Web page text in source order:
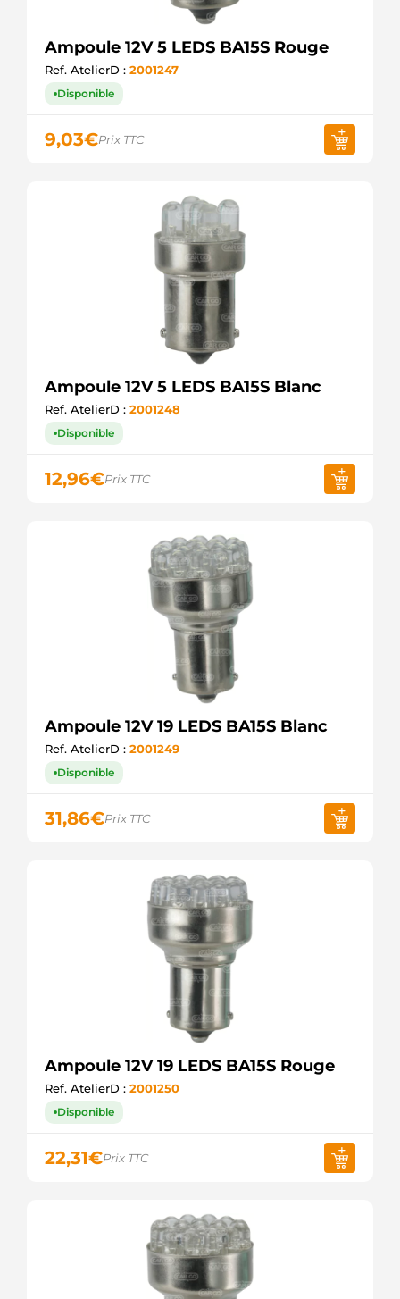
Ampoule 12V 5 LEDS BA15S Rouge
Ref. AtelierD : 2001247
Disponible
9,03€Prix TTC
Ampoule 12V 5 LEDS BA15S Blanc
Ref. AtelierD : 2001248
Disponible
12,96€Prix TTC
Ampoule 12V 19 LEDS BA15S Blanc
Ref. AtelierD : 2001249
Disponible
31,86€Prix TTC
Ampoule 12V 19 LEDS BA15S Rouge
Ref. AtelierD : 2001250
Disponible
22,31€Prix TTC